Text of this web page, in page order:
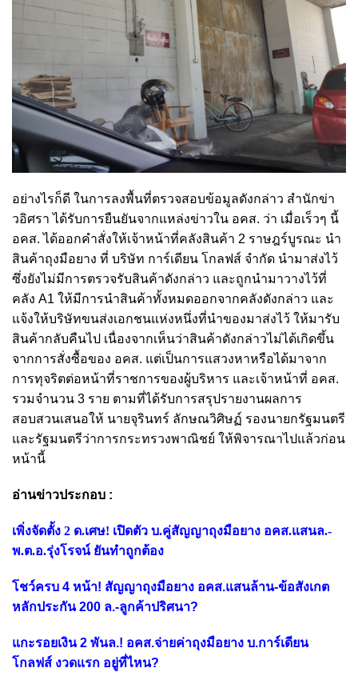
อย่างไรก็ดี ในการลงพื้นที่ตรวจสอบข้อมูลดังกล่าว สำนักข่า
วอิศรา ได้รับการยืนยันจากแหล่งข่าวใน อคส. ว่า เมื่อเร็วๆ นี้
อคส. ได้ออกคำสั่งให้เจ้าหน้าที่คลังสินค้า 2 ราษฎร์บูรณะ นำ
สินค้าถุงมือยาง ที่ บริษัท การ์เดียน โกลฟส์ จำกัด นำมาส่งไว้
ซึ่งยังไม่มีการตรวจรับสินค้าดังกล่าว และถูกนำมาวางไว้ที่
คลัง A1 ให้มีการนำสินค้าทั้งหมดออกจากคลังดังกล่าว และ
แจ้งให้บริษัทขนส่งเอกชนแห่งหนึ่งที่นำของมาส่งไว้ ให้มารับ
สินค้ากลับคืนไป เนื่องจากเห็นว่าสินค้าดังกล่าวไม่ได้เกิดขึ้น
จากการสั่งซื้อของ อคส. แต่เป็นการแสวงหาหรือได้มาจาก
การทุจริตต่อหน้าที่ราชการของผู้บริหาร และเจ้าหน้าที่ อคส.
รวมจำนวน 3 ราย ตามที่ได้รับการสรุปรายงานผลการ
สอบสวนเสนอให้ นายจุรินทร์ ลักษณวิศิษฏ์ รองนายกรัฐมนตรี
และรัฐมนตรีว่าการกระทรวงพาณิชย์ ให้พิจารณาไปแล้วก่อน
หน้านี้
อ่านข่าวประกอบ :
เพิ่งจัดตั้ง 2 ด.เศษ! เปิดตัว บ.คู่สัญญาถุงมือยาง อคส.แสนล.-
พ.ต.อ.รุ่งโรจน์ ยันทำถูกต้อง
โชว์ครบ 4 หน้า! สัญญาถุงมือยาง อคส.แสนล้าน-ข้อสังเกต
หลักประกัน 200 ล.-ลูกค้าปริศนา?
แกะรอยเงิน 2 พันล.! อคส.จ่ายค่าถุงมือยาง บ.การ์เดียน
โกลฟส์ งวดแรก อยู่ที่ไหน?